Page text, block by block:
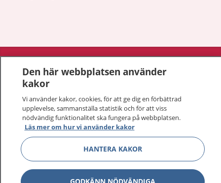
1177 på flera språk Visa
Om 1177
Kontakt
Behandling av personuppgifter
Hantering av kakor
Den här webbplatsen använder
kakor
Vi använder kakor, cookies, för att ge dig en förbättrad
upplevelse, sammanställa statistik och för att viss
nödvändig funktionalitet ska fungera på webbplatsen.
Läs mer om hur vi använder kakor
HANTERA KAKOR